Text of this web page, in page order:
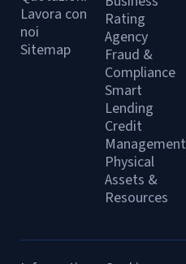
Lavora con
noi
Sitemap
Rating
Agency
Fraud &
Compliance
Smart
Lending
Credit
Management
Physical
Assets &
Resources